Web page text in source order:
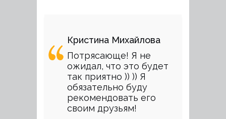
Кристина Михайлова
Потрясающе! Я не
ожидал, что это будет
так приятно )) )) Я
обязательно буду
рекомендовать его
своим друзьям!